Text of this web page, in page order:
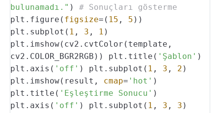
bulunamadı." )
# Sonuçları gösterme
plt.figure( figsize=( 15 , 5 ))
plt.subplot( 1 , 3 , 1 )
plt.imshow(cv2.cvtColor(template,
cv2.COLOR_BGR2RGB))
plt.title( 'Şablon' )
plt.axis( 'off' ) plt.subplot( 1 , 3 , 2 )
plt.imshow(result, cmap= 'hot' )
plt.title( 'Eşleştirme Sonucu' )
plt.axis( 'off' ) plt.subplot( 1 , 3 , 3 )